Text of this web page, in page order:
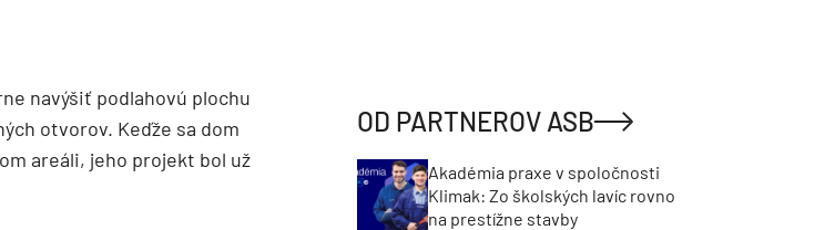
navýšiť podlahovú plochu
otvorov. Keďže sa dom
areáli, jeho projekt bol už
OD PARTNEROV ASB
Akadémia praxe v spoločnosti
Klimak: Zo školských lavíc rovno
na prestížne stavby